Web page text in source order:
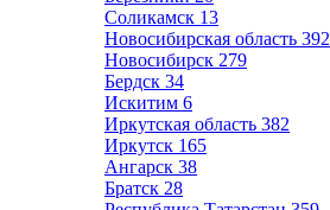
Соликамск 13
Новосибирская область 392
Новосибирск 279
Бердск 34
Искитим 6
Иркутская область 382
Иркутск 165
Ангарск 38
Братск 28